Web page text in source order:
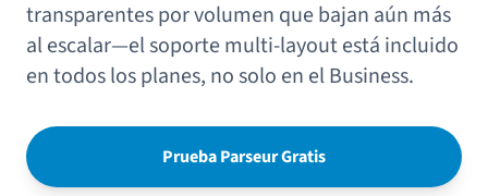
transparentes por volumen que bajan aún más
al escalar—el soporte multi-layout está incluido
en todos los planes, no solo en el Business.
Prueba Parseur Gratis